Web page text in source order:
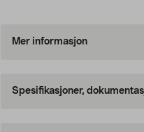
Mer informasjon
Spesifikasjoner,